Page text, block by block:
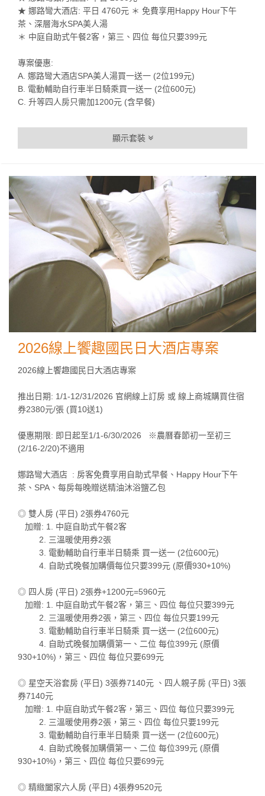
★ 娜路彎大酒店: 平日 4760元 ＊ 免費享用Happy Hour下午
茶、深層海水SPA美人湯
＊ 中庭自助式午餐2客，第三、四位 每位只要399元
專案優惠:
A. 娜路彎大酒店SPA美人湯買一送一 (2位199元)
B. 電動輔助自行車半日騎乘買一送一 (2位600元)
C. 升等四人房只需加1200元 (含早餐)
顯示套裝
2026線上饗趣國民日大酒店專案
2026線上饗趣國民日大酒店專案
推出日期: 1/1-12/31/2026 官網線上訂房 或 線上商城購買住宿
券2380元/張 (買10送1)
優惠期限: 即日起至1/1-6/30/2026 ※農曆春節初一至初三
(2/16-2/20)不適用
娜路彎大酒店 : 房客免費享用自助式早餐、Happy Hour下午
茶、SPA、每房每晚贈送精油沐浴鹽乙包
◎ 雙人房 (平日) 2張券4760元
加贈: 1. 中庭自助式午餐2客
2. 三溫暖使用券2張
3. 電動輔助自行車半日騎乘 買一送一 (2位600元)
4. 自助式晚餐加購價每位只要399元 (原價930+10%)
◎ 四人房 (平日) 2張券+1200元=5960元
加贈: 1. 中庭自助式午餐2客，第三、四位 每位只要399元
2. 三溫暖使用券2張，第三、四位 每位只要199元
3. 電動輔助自行車半日騎乘 買一送一 (2位600元)
4. 自助式晚餐加購價第一、二位 每位399元 (原價
930+10%)，第三、四位 每位只要699元
◎ 星空天浴套房 (平日) 3張券7140元 、四人親子房 (平日) 3張
券7140元
加贈: 1. 中庭自助式午餐2客，第三、四位 每位只要399元
2. 三溫暖使用券2張，第三、四位 每位只要199元
3. 電動輔助自行車半日騎乘 買一送一 (2位600元)
4. 自助式晚餐加購價第一、二位 每位399元 (原價
930+10%)，第三、四位 每位只要699元
◎ 精緻闔家六人房 (平日) 4張券9520元